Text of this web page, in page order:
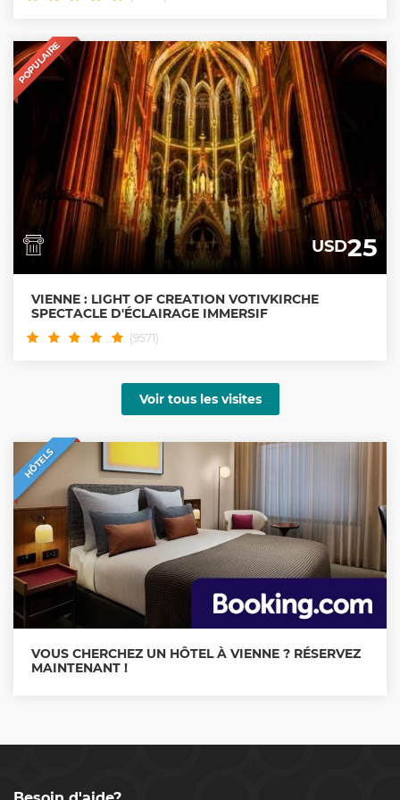
POPULAIRE
USD25
VIENNE : LIGHT OF CREATION VOTIVKIRCHE
SPECTACLE D'ÉCLAIRAGE IMMERSIF
(9571)
Voir tous les visites
HÔTELS
VOUS CHERCHEZ UN HÔTEL À VIENNE ? RÉSERVEZ
MAINTENANT !